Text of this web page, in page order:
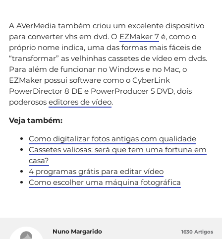
A AVerMedia também criou um excelente dispositivo
para converter vhs em dvd. O EZMaker 7 é, como o
próprio nome indica, uma das formas mais fáceis de
“transformar” as velhinhas cassetes de vídeo em dvds.
Para além de funcionar no Windows e no Mac, o
EZMaker possui software como o CyberLink
PowerDirector 8 DE e PowerProducer 5 DVD, dois
poderosos editores de vídeo.
Veja também:
Como digitalizar fotos antigas com qualidade
Cassetes valiosas: será que tem uma fortuna em
casa?
4 programas grátis para editar vídeo
Como escolher uma máquina fotográfica
Nuno Margarido 1630 Artigos